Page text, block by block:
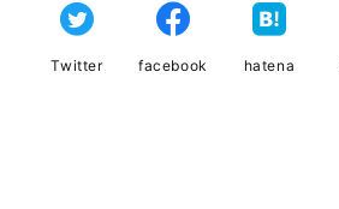
Twitter facebook hatena